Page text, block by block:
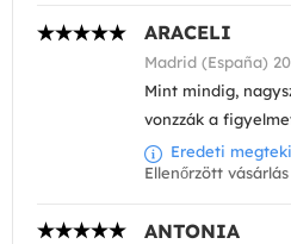
ARACELI
Madrid (España)
Mint mindig,
vonzzák a
Eredeti
Ellenőrzött vásárlás
ANTONIA